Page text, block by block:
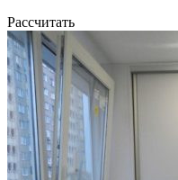
Рассчитать